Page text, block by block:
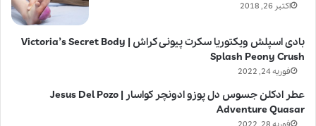
اکتبر 26, 2018
بادی اسپلش ویکتوریا سکرت پیونی کراش | Victoria’s Secret Body
Splash Peony Crush
فوریه 24, 2022
عطر ادکلن جسوس دل پوزو ادونچر کواسار | Jesus Del Pozo
Adventure Quasar